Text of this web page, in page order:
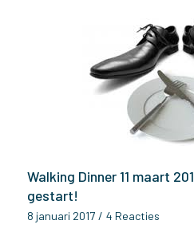
Walking Dinner 11 maart
gestart!
8 januari 2017 / 4 Reacties